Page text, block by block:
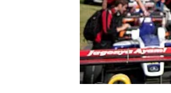
WRC